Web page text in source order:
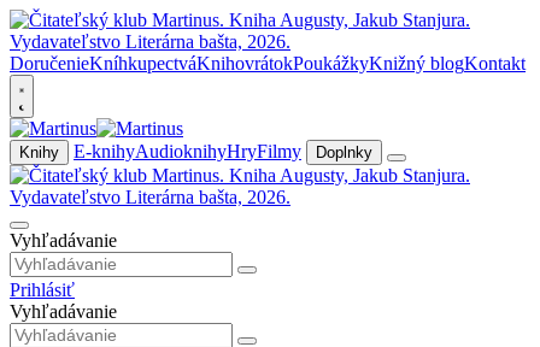
DoručenieKníhkupectváKnihovrátokPoukážkyKnižný blogKontakt
Knihy E-knihyAudioknihyHryFilmy Doplnky
Vyhľadávanie
Prihlásiť
Vyhľadávanie